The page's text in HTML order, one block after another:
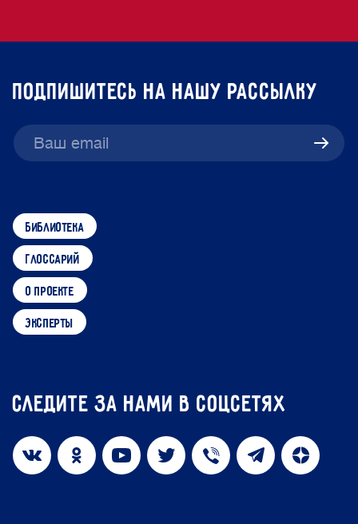
подпишитесь на нашу рассылку
библиотека
глоссарий
о проекте
эксперты
Следите за нами в соцсетях